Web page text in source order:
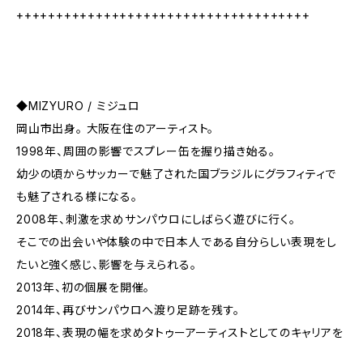
+++++++++++++++++++++++++++++++++++++
◆MIZYURO / ミジュロ
岡山市出身。 大阪在住のアーティスト。
1998年、周囲の影響でスプレー缶を握り描き始る。
幼少の頃からサッカーで魅了された国ブラジルにグラフィティで
も魅了される様になる。
2008年、刺激を求めサンパウロにしばらく遊びに行く。
そこでの出会いや体験の中で日本人である自分らしい表現をし
たいと強く感じ、影響を与えられる。
2013年、初の個展を開催。
2014年、再びサンパウロへ渡り足跡を残す。
2018年、表現の幅を求めタトゥーアーティストとしてのキャリアを